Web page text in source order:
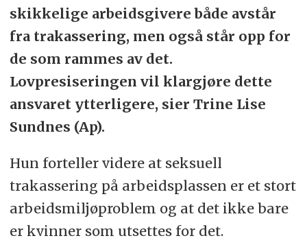
skikkelige arbeidsgivere både avstår
fra trakassering, men også står opp for
de som rammes av det.
Lovpresiseringen vil klargjøre dette
ansvaret ytterligere, sier Trine Lise
Sundnes (Ap).
Hun forteller videre at seksuell
trakassering på arbeidsplassen er et stort
arbeidsmiljøproblem og at det ikke bare
er kvinner som utsettes for det.